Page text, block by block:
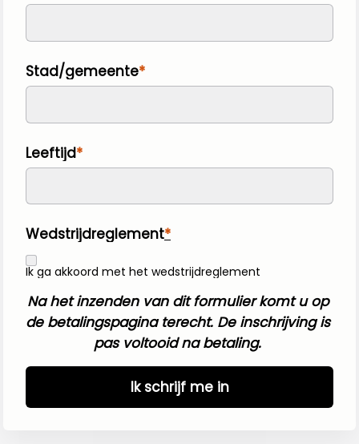
Stad/gemeente
Leeftijd
Wedstrijdreglement
Ik ga akkoord met het wedstrijdreglement
Na het inzenden van dit formulier komt u op
de betalingspagina terecht. De inschrijving is
pas voltooid na betaling.
Ik schrijf me in